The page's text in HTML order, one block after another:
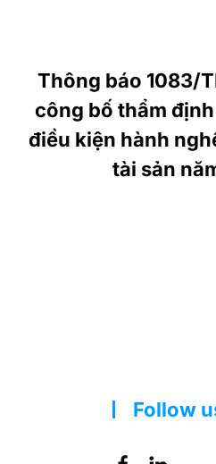
Thông báo 1083/
công bố thẩm
điều kiện hành
tài sản
Follow